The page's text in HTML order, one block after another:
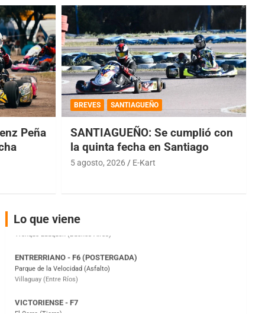
Peña
BREVES SANTIAGUEÑO
SANTIAGUEÑO: Se cumplió con
la quinta fecha en Santiago
5 agosto, 2026 E-Kart
Lo que viene
COBERTURA ESPECIAL DE E-KART.COM.AR
08/09-AGO
IAME SERIES ARGENTINA 6
Baradero (Buenos Aires)
Ciudad de Trenque Lauquen (Asfalto)
Parque de la Velocidad (Asfalto)
Villaguay (Entre Ríos)
El Cerro (Tierra)
Victoria (Entre Ríos)
Moto Club Reginense (Tierra)